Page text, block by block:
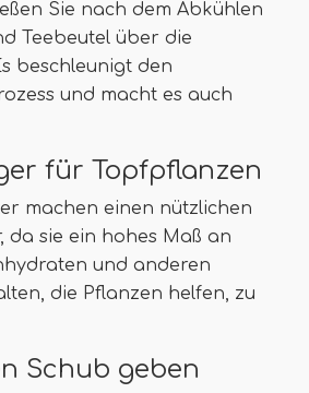
Sie nach dem Abkühlen
Teebeutel über die
beschleunigt den
und macht es auch
für Topfpflanzen
machen einen nützlichen
da sie ein hohes Maß an
und anderen
die Pflanzen helfen, zu
Schub geben